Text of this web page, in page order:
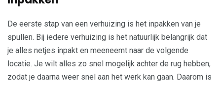
De eerste stap van een verhuizing is het inpakken van je
spullen. Bij iedere verhuizing is het natuurlijk belangrijk dat
je alles netjes inpakt en meeneemt naar de volgende
locatie. Je wilt alles zo snel mogelijk achter de rug hebben,
zodat je daarna weer snel aan het werk kan gaan. Daarom is